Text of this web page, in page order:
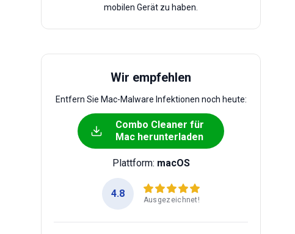
mobilen Gerät zu haben.
Wir empfehlen
Entfern Sie Mac-Malware Infektionen noch heute:
Combo Cleaner für
Mac herunterladen
Plattform: macOS
4.8
Ausgezeichnet!